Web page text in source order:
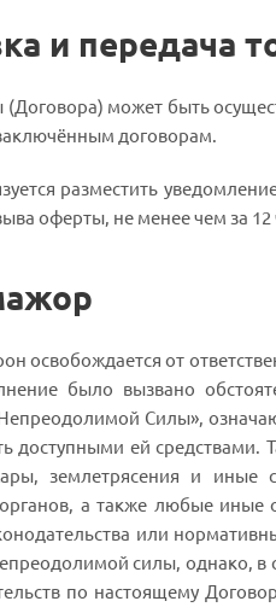
и передача
может быть
договорам.
разместить
оферты, не менее чем за
освобождается от
было вызвано
Силы»,
доступными ей средствами.
землетрясения и иные
органов, а также любые
или
силы, однако,
по настоящему